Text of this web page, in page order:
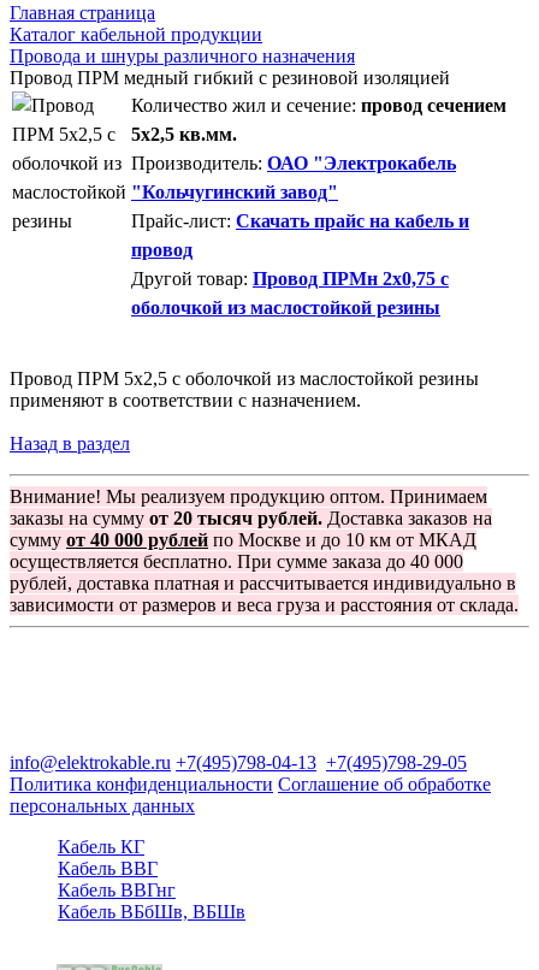
Главная страница
Каталог кабельной продукции
Провода и шнуры различного назначения
Провод ПРМ медный гибкий с резиновой изоляцией
Количество жил и сечение: провод сечением
5х2,5 кв.мм.
Производитель: ОАО "Электрокабель
"Кольчугинский завод"
Прайс-лист: Скачать прайс на кабель и
провод
Другой товар: Провод ПРМн 2х0,75 с
оболочкой из маслостойкой резины
Провод ПРМ 5х2,5 с оболочкой из маслостойкой резины
применяют в соответствии с назначением.
Назад в раздел
Внимание! Мы реализуем продукцию оптом. Принимаем
заказы на сумму от 20 тысяч рублей. Доставка заказов на
сумму от 40 000 рублей по Москве и до 10 км от МКАД
осуществляется бесплатно. При сумме заказа до 40 000
рублей, доставка платная и рассчитывается индивидуально в
зависимости от размеров и веса груза и расстояния от склада.
info@elektrokable.ru +7(495)798-04-13 +7(495)798-29-05
Политика конфиденциальности Соглашение об обработке
персональных данных
Кабель КГ
Кабель ВВГ
Кабель ВВГнг
Кабель ВБбШв, ВБШв